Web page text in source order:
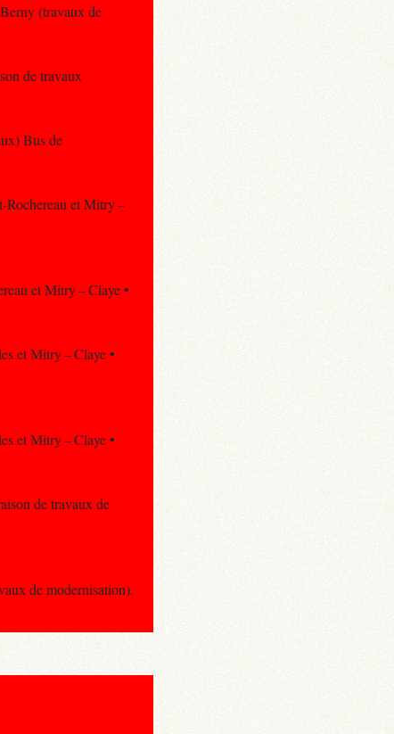
(travaux de
de travaux
Bus de
Rochereau et Mitry –
et Mitry – Claye •
et Mitry – Claye •
et Mitry – Claye •
de travaux de
de modernisation).